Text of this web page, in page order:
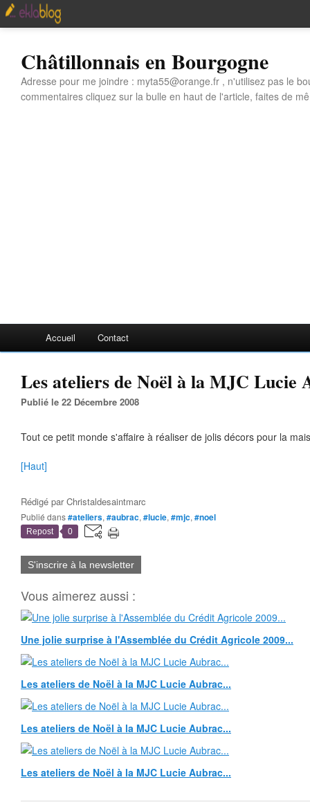
Châtillonnais en Bourgogne
Adresse pour me joindre : myta55@orange.fr , n'utilisez pas le
commentaires cliquez sur la bulle en haut de l'article, faites de
Accueil Contact
Les ateliers de Noël à la MJC Lucie
Publié le 22 Décembre 2008
Tout ce petit monde s'affaire à réaliser de jolis décors pour la
[Haut]
Rédigé parChristaldesaintmarc
Publié dans#ateliers, #aubrac, #lucie, #mjc, #noel
Repost 0
S'inscrire à la newsletter
Vous aimerez aussi :
Une jolie surprise à l'Assemblée du Crédit Agricole 2009...
Les ateliers de Noël à la MJC Lucie Aubrac...
Les ateliers de Noël à la MJC Lucie Aubrac...
Les ateliers de Noël à la MJC Lucie Aubrac...